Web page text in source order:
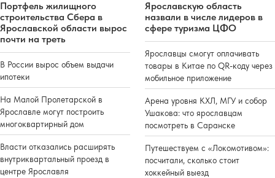
Портфель жилищного
строительства Сбера в
Ярославской области вырос
почти на треть
В России вырос объем выдачи
ипотеки
На Малой Пролетарской в
Ярославле могут построить
многоквартирный дом
Власти отказались расширять
внутриквартальный проезд в
центре Ярославля
Ярославскую область
назвали в числе лидеров в
сфере туризма ЦФО
Ярославцы смогут оплачивать
товары в Китае по QR-коду через
мобильное приложение
Арена уровня КХЛ, МГУ и собор
Ушакова: что ярославцам
посмотреть в Саранске
Путешествуем с «Локомотивом»:
посчитали, сколько стоит
хоккейный выезд